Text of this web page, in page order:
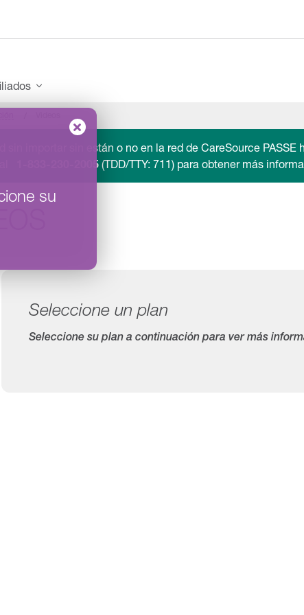
su
importar sin están o no en la red de CareSource
1-833-230-2005(TDD/TTY: 711) para obtener más
Seleccione un plan
Seleccione su plan a continuación para ver más